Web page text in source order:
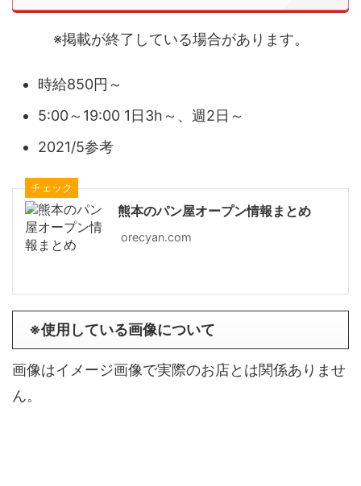
※掲載が終了している場合があります。
時給850円～
5:00～19:00 1日3h～、週2日～
2021/5参考
チェック
熊本のパン屋オープン情報まとめ
orecyan.com
※使用している画像について
画像はイメージ画像で実際のお店とは関係ありませ
ん。